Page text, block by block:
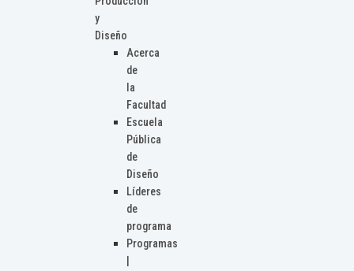
y
Diseño
Acerca
de
la
Facultad
Escuela
Pública
de
Diseño
Líderes
de
programa
Programas